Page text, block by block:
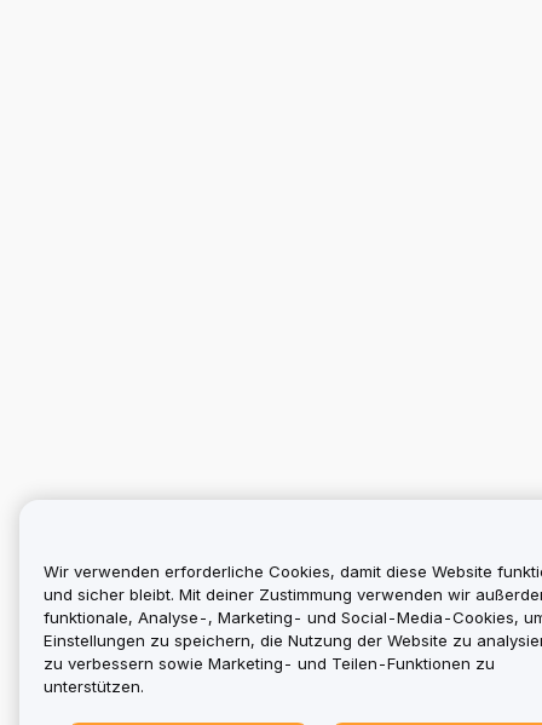
Wir verwenden erforderliche Cookies, damit diese Website
und sicher bleibt. Mit deiner Zustimmung verwenden wir
funktionale, Analyse-, Marketing- und Social-Media-Cookies,
Einstellungen zu speichern, die Nutzung der Website zu
zu verbessern sowie Marketing- und Teilen-Funktionen zu
unterstützen.